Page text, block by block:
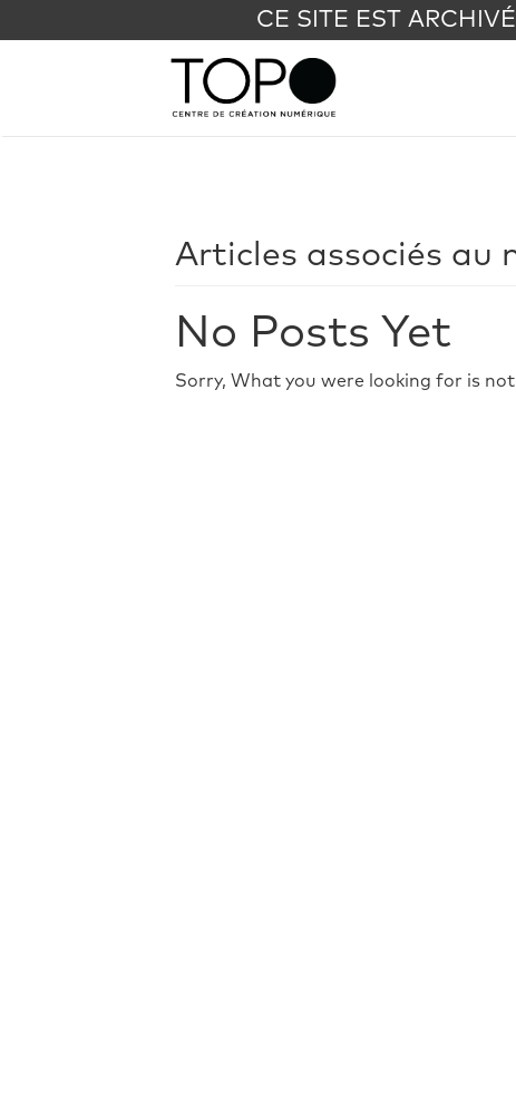
CE SITE EST
Articles associés au
No Posts Yet
Sorry, What you were looking for is not